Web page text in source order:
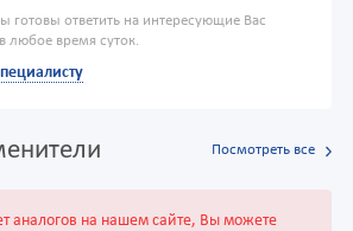
готовы ответить на интересующие Вас
любое время суток.
Посмотреть все
аналогов на нашем сайте, Вы можете